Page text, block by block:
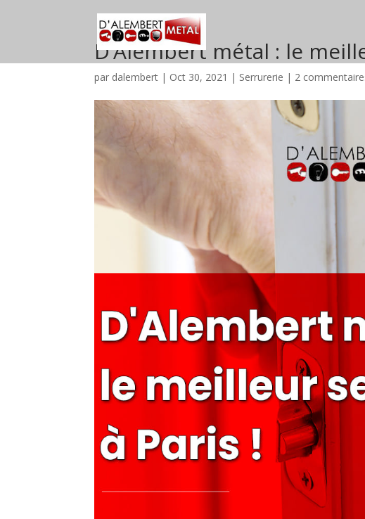
D’Alembert métal : le
par dalembert | Oct 30, 2021 | Serrurerie | 2